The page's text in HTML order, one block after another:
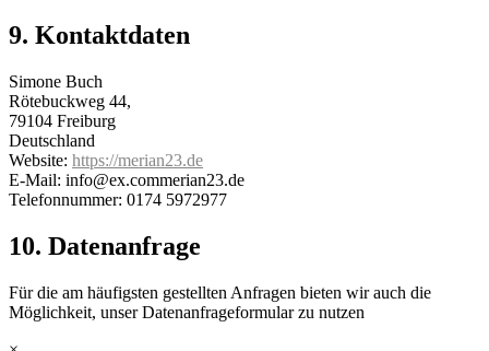
9. Kontaktdaten
Simone Buch
Rötebuckweg 44,
79104 Freiburg
Deutschland
Website: https://merian23.de
E-Mail: info@ex.commerian23.de
Telefonnummer: 0174 5972977
10. Datenanfrage
Für die am häufigsten gestellten Anfragen bieten wir auch die
Möglichkeit, unser Datenanfrageformular zu nutzen